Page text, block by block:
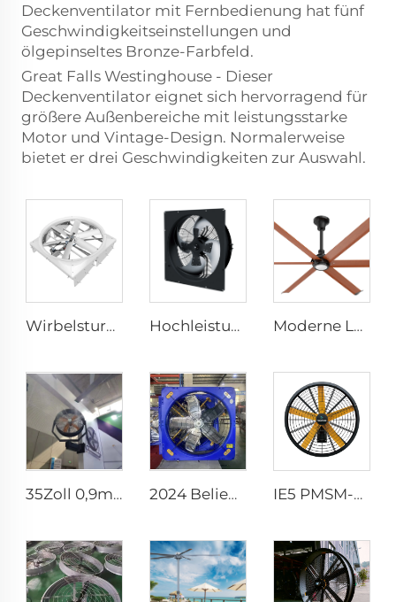
Deckenventilator mit Fernbedienung hat fünf
Geschwindigkeitseinstellungen und
ölgepinseltes Bronze-Farbfeld.
Great Falls Westinghouse - Dieser
Deckenventilator eignet sich hervorragend für
größere Außenbereiche mit leistungsstarke
Motor und Vintage-Design. Normalerweise
bietet er drei Geschwindigkeiten zur Auswahl.
Wirbelsturm Milchviehfarm Kühe Ventilatoren 72 Zoll Blasen Kühlung Abgasklappenventilatoren für Schweinefarm Hoggery Lüftungsanlagen Hochleistungs-380V-Axialventilator mit hoher Luftleistung – IP66 wasserdichte industrielle Lüftungslösung Moderne LED-Deckenleuchte AC-Motor Leise für den Heimgebrauch Fernbedienung für Schlafzimmer Wohnzimmer Großhandel
35Zoll 0,9m Außengewerbe Wasserspraykühler Luftkühlung Elektrischer Nebelbefeuchter Wandlüfter 2024 Beliebt 1140 1380mm Großluftleistung Abluftventilator Kühe Scheunen Lüftung Kühlung Ventilator IE5 PMSM-Motor 47'' Hohe Qualität Wandmontage-Industriefans für Lagerhallen